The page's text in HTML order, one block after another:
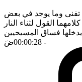
تفنى وما يوجد في بعض
القول لثناء النار
فساق المسيحيين
- 00:00:28
ضَ